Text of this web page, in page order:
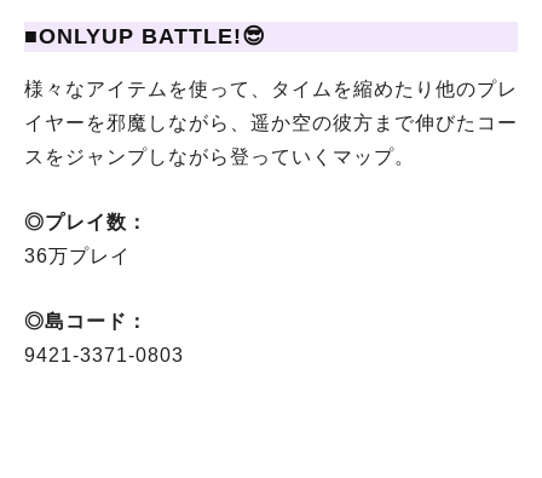
■ONLYUP BATTLE!😎
様々なアイテムを使って、タイムを縮めたり他のプレ
イヤーを邪魔しながら、遥か空の彼方まで伸びたコー
スをジャンプしながら登っていくマップ。
◎プレイ数：
36万プレイ
◎島コード：
9421-3371-0803